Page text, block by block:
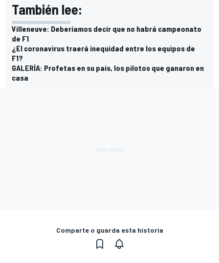
También lee:
Villeneuve: Deberíamos decir que no habrá campeonato
de F1
¿El coronavirus traerá inequidad entre los equipos de
F1?
GALERÍA: Profetas en su país, los pilotos que ganaron en
casa
Comparte o guarda esta historia